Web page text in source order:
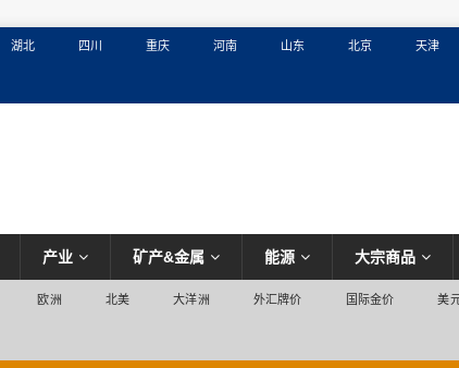
湖北 四川 重庆 河南 山东 北京 天津
产业 矿产&金属 能源 大宗商品
欧洲 北美 大洋洲 外汇牌价 国际金价 美